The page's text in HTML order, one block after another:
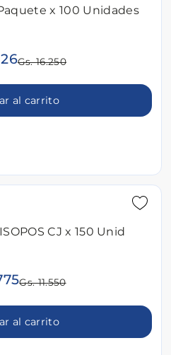
x 100 Unidades
Gs. 16.250
al carrito
CJ x 150 Unid
Gs. 11.550
al carrito